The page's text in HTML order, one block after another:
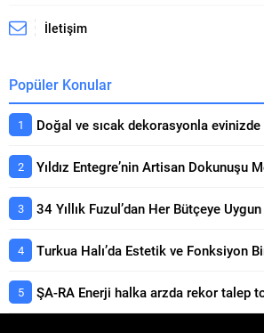
İletişim
Popüler Konular
Doğal ve sıcak dekorasyonla
Yıldız Entegre’nin Artisan Dokunuşu
34 Yıllık Fuzul’dan Her Bütçeye
Turkua Halı’da Estetik ve Fonksiyon
ŞA-RA Enerji halka arzda rekor talep